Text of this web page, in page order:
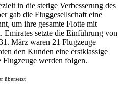
in die stetige Verbesserung des
gab die Fluggesellschaft eine
um ihre gesamte Flotte mit
setzte die Einführung von
März waren 21 Flugzeuge
den Kunden eine erstklassige
werden folgen.
übersetzt